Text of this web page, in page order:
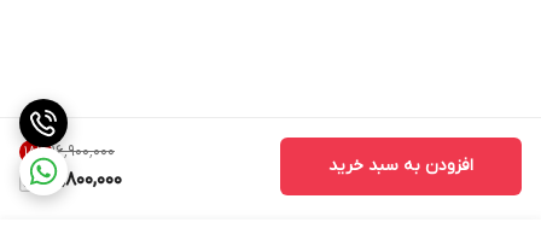
۱۶٬۹۰۰٬۰۰۰ 18%
13,800,000
افزودن به سبد خرید